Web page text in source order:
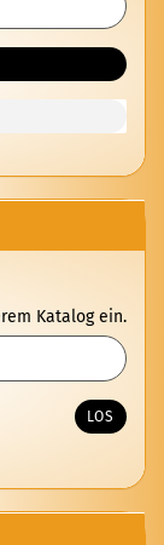
Katalog ein.
LOS